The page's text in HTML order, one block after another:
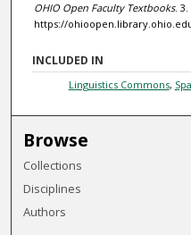
OHIO Open Faculty Textbooks. 3.
https://
INCLUDED IN
Linguistics Commons,
Browse
Collections
Disciplines
Authors